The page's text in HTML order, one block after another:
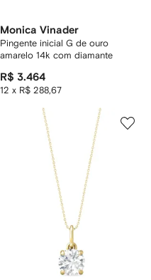
Monica Vinader
Pingente inicial G de ouro
amarelo 14k com diamante
R$ 3.464
12 x R$ 288,67